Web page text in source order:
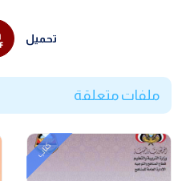
تحميل
ملفات متعلقة
كتاب